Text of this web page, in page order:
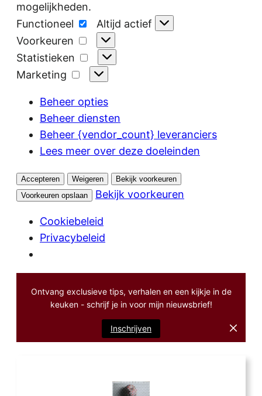
mogelijkheden.
Functioneel
Functioneel
Altijd actief
Voorkeuren
Voorkeuren
Statistieken
Statistieken
Marketing
Marketing
Beheer opties
Beheer diensten
Beheer {vendor_count} leveranciers
Lees meer over deze doeleinden
Accepteren Weigeren
Bekijk voorkeuren
Voorkeuren opslaan
Bekijk voorkeuren
Cookiebeleid
Privacybeleid
Ontvang exclusieve tips, verhalen en een kijkje in de
keuken - schrijf je in voor mijn nieuwsbrief!
Inschrijven